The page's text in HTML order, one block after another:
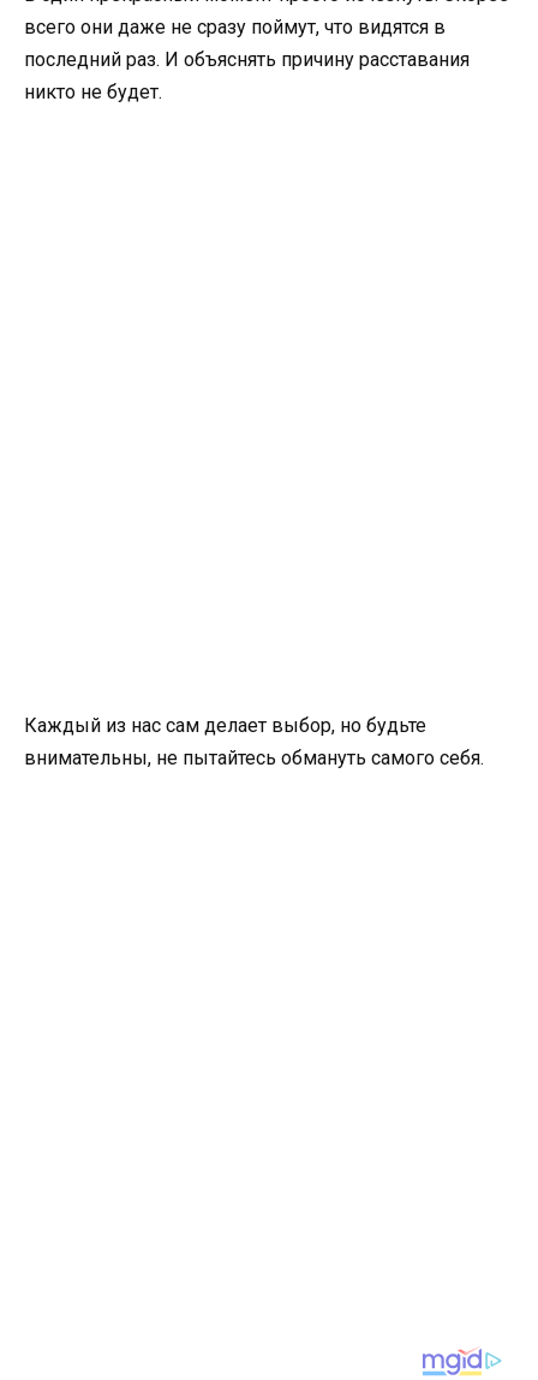
всего они даже не сразу поймут, что видятся в
последний раз. И объяснять причину расставания
никто не будет.
Каждый из нас сам делает выбор, но будьте
внимательны, не пытайтесь обмануть самого себя.